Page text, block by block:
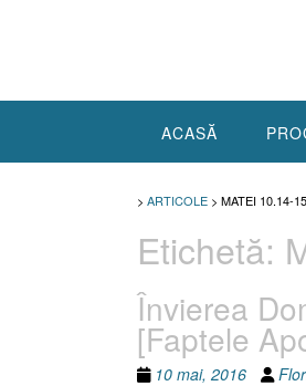
ACASĂ
> ARTICOLE > MATEI 10.14-15
Etichetă:
Învierea
[Faptele
10 mai, 2016